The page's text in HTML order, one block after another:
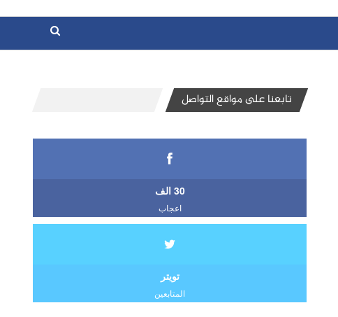
تابعنا على مواقع التواصل
30 الف
اعجاب
تويتر
المتابعين